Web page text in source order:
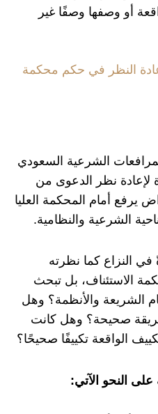
أو وصفها وصفًا غير
النظر في حكم محكمة
من نظام المرافعات الشرعية السعودي
نظر الدعوى من
يرفع أمام المحكمة العليا
الشرعية والنظامية.
في النزاع كما نظرته
الاستئناف، بل تبحث
الشريعة والأنظمة؟ وهل
صحيحة؟ وهل كانت
الواقعة تكييفًا صحيحًا؟
النحو الآتي: